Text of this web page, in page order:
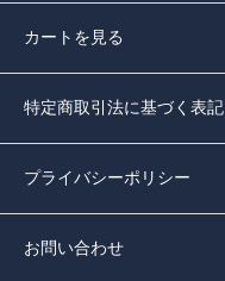
カートを見る
特定商取引法に基づく表記
プライバシーポリシー
お問い合わせ